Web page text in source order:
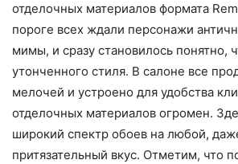
отделочных материалов формата
пороге всех ждали персонажи
мимы, и сразу становилось понятно,
утонченного стиля. В салоне все
мелочей и устроено для удобства
отделочных материалов огромен.
широкий спектр обоев на любой,
притязательный вкус. Отметим, что